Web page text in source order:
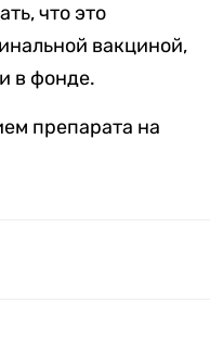
что это
вакциной,
в фонде.
препарата на